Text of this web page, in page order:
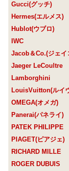
Gucci(グッチ)
Hermes(エルメス)
Hublot(ウブロ)
IWC
Jacob＆Co.(ジェイ
Jaeger LeCoultre
Lamborghini
LouisVuitton(ルイ
OMEGA(オメガ)
Panerai(パネライ)
PATEK PHILIPPE
PIAGET(ピアジェ)
RICHARD MILLE
ROGER DUBUIS